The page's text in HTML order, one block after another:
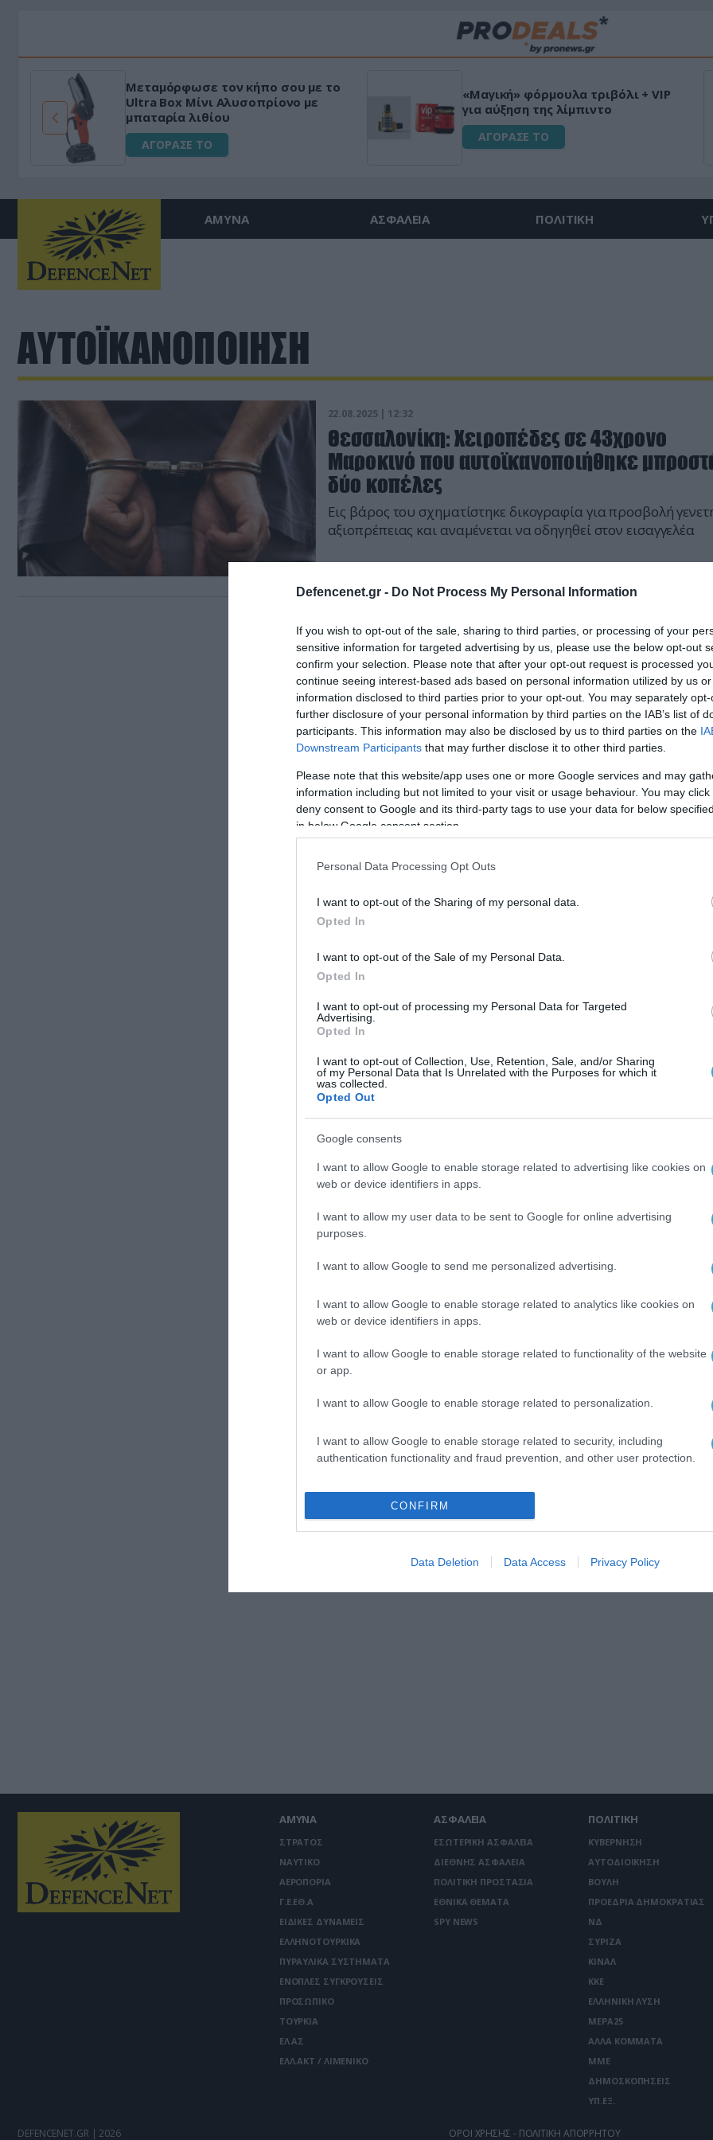
Defencenet.gr - Do Not Process My Personal Information
If you wish to opt-out of the sale, sharing to third parties, or processing of your
sensitive information for targeted advertising by us, please use the below opt-out
confirm your selection. Please note that after your opt-out request is processed
continue seeing interest-based ads based on personal information utilized by us
information disclosed to third parties prior to your opt-out. You may separately
further disclosure of your personal information by third parties on the IAB’s list of
participants. This information may also be disclosed by us to third parties on the
Downstream Participants that may further disclose it to other third parties.
Please note that this website/app uses one or more Google services and may
information including but not limited to your visit or usage behaviour. You may
deny consent to Google and its third-party tags to use your data for below
in below Google consent section.
Personal Data Processing Opt Outs
I want to opt-out of the Sharing of my personal data.
Opted In
I want to opt-out of the Sale of my Personal Data.
Opted In
I want to opt-out of processing my Personal Data for Targeted
Advertising.
Opted In
I want to opt-out of Collection, Use, Retention, Sale, and/or Sharing
of my Personal Data that Is Unrelated with the Purposes for which it
was collected.
Opted Out
Google consents
I want to allow Google to enable storage related to advertising like cookies on
web or device identifiers in apps.
I want to allow my user data to be sent to Google for online advertising
purposes.
I want to allow Google to send me personalized advertising.
I want to allow Google to enable storage related to analytics like cookies on
web or device identifiers in apps.
I want to allow Google to enable storage related to functionality of the website
or app.
I want to allow Google to enable storage related to personalization.
I want to allow Google to enable storage related to security, including
authentication functionality and fraud prevention, and other user protection.
CONFIRM
Data Deletion Data Access Privacy Policy
Μεταμόρφωσε τον κήπο σου με το
Ultra Box Μίνι Αλυσοπρίονο με
μπαταρία λιθίου
ΑΓΟΡΑΣΕ ΤΟ
«Μαγική» φόρμουλα τριβόλι + VIP
για αύξηση της λίμπιντο
ΑΓΟΡΑΣΕ ΤΟ
ΑΜΥΝΑ ΑΣΦΑΛΕΙΑ ΠΟΛΙΤΙΚΗ
ΑΥΤΟΪΚΑΝΟΠΟΙΗΣΗ
22.08.2025 | 12:32
Θεσσαλονίκη: Χειροπέδες σε 43χρονο
Μαροκινό που αυτοϊκανοποιήθηκε
δύο κοπέλες
Εις βάρος του σχηματίστηκε δικογραφία για προσβολή
αξιοπρέπειας και αναμένεται να οδηγηθεί στον εισαγγελέα
ΑΜΥΝΑ
ΣΤΡΑΤΟΣ
ΝΑΥΤΙΚΟ
ΑΕΡΟΠΟΡΙΑ
Γ.Ε.ΕΘ.Α
ΕΙΔΙΚΕΣ ΔΥΝΑΜΕΙΣ
ΕΛΛΗΝΟΤΟΥΡΚΙΚΑ
ΠΥΡΑΥΛΙΚΑ ΣΥΣΤΗΜΑΤΑ
ΕΝΟΠΛΕΣ ΣΥΓΚΡΟΥΣΕΙΣ
ΠΡΟΣΩΠΙΚΟ
ΤΟΥΡΚΙΑ
ΕΛ.ΑΣ
ΕΛΛ.ΑΚΤ / ΛΙΜΕΝΙΚΟ
ΑΣΦΑΛΕΙΑ
ΕΣΩΤΕΡΙΚΗ ΑΣΦΑΛΕΙΑ
ΔΙΕΘΝΗΣ ΑΣΦΑΛΕΙΑ
ΠΟΛΙΤΙΚΗ ΠΡΟΣΤΑΣΙΑ
ΕΘΝΙΚΑ ΘΕΜΑΤΑ
SPY NEWS
ΠΟΛΙΤΙΚΗ
ΚΥΒΕΡΝΗΣΗ
ΑΥΤΟΔΙΟΙΚΗΣΗ
ΒΟΥΛΗ
ΠΡΟΕΔΡΙΑ ΔΗΜΟΚΡΑΤΙΑΣ
ΝΔ
ΣΥΡΙΖΑ
ΚΙΝΑΛ
ΚΚΕ
ΕΛΛΗΝΙΚΗ ΛΥΣΗ
ΜΕΡΑ25
ΑΛΛΑ ΚΟΜΜΑΤΑ
ΜΜΕ
ΔΗΜΟΣΚΟΠΗΣΕΙΣ
ΥΠ.ΕΞ.
DEFENCENET.GR | 2026 ΟΡΟΙ ΧΡΗΣΗΣ - ΠΟΛΙΤΙΚΗ ΑΠΟΡΡΗΤΟΥ